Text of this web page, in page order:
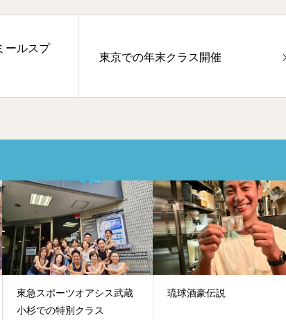
ールスプ
東京での年末クラス開催
東急スポーツオアシス武蔵
小杉での特別クラス
琉球酒豪伝説